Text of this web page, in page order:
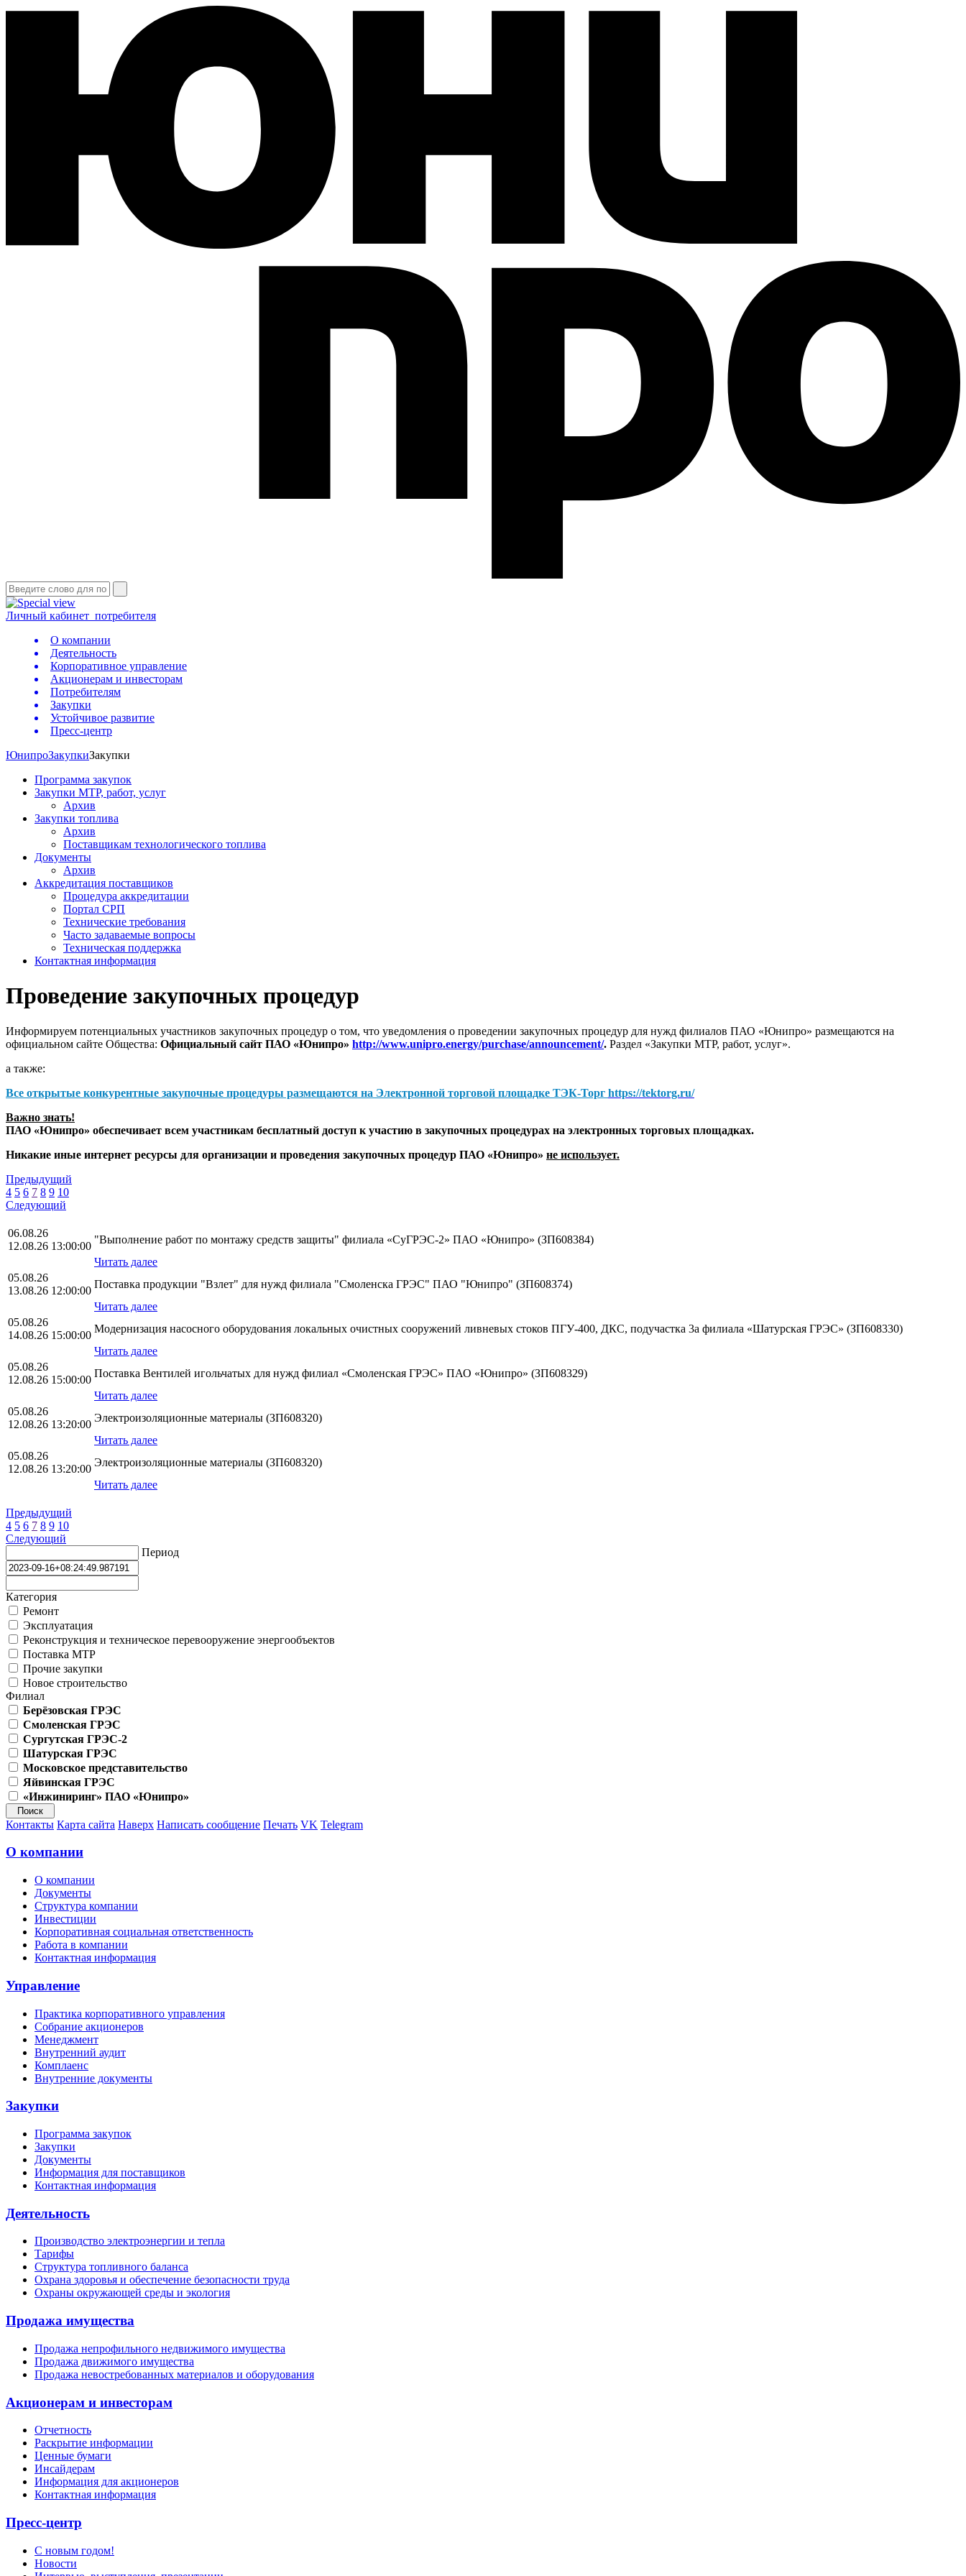
Личный кабинет потребителя
О компании
Деятельность
Корпоративное управление
Акционерам и инвесторам
Потребителям
Закупки
Устойчивое развитие
Пресс-центр
ЮнипроЗакупкиЗакупки
Программа закупок
Закупки МТР, работ, услуг
Архив
Закупки топлива
Архив
Поставщикам технологического топлива
Документы
Архив
Аккредитация поставщиков
Процедура аккредитации
Портал СРП
Технические требования
Часто задаваемые вопросы
Техническая поддержка
Контактная информация
Проведение закупочных процедур
Информируем потенциальных участников закупочных процедур о том, что уведомления о проведении закупочных процедур для нужд филиалов ПАО «Юнипро» размещаются на
официальном сайте Общества: Официальный сайт ПАО «Юнипро» http://www.unipro.energy/purchase/announcement/. Раздел «Закупки МТР, работ, услуг».
а также:
Все открытые конкурентные закупочные процедуры размещаются на Электронной торговой площадке ТЭК-Торг https://tektorg.ru/
Важно знать!
ПАО «Юнипро» обеспечивает всем участникам бесплатный доступ к участию в закупочных процедурах на электронных торговых площадках.
Никакие иные интернет ресурсы для организации и проведения закупочных процедур ПАО «Юнипро» не использует.
Предыдущий
4 5 6 7 8 9 10
Следующий
06.08.26
12.08.26 13:00:00
"Выполнение работ по монтажу средств защиты" филиала «СуГРЭС-2» ПАО «Юнипро» (ЗП608384)
Читать далее
05.08.26
13.08.26 12:00:00
Поставка продукции "Взлет" для нужд филиала "Смоленска ГРЭС" ПАО "Юнипро" (ЗП608374)
Читать далее
05.08.26
14.08.26 15:00:00
Модернизация насосного оборудования локальных очистных сооружений ливневых стоков ПГУ-400, ДКС, подучастка 3а филиала «Шатурская ГРЭС» (ЗП608330)
Читать далее
05.08.26
12.08.26 15:00:00
Поставка Вентилей игольчатых для нужд филиал «Смоленская ГРЭС» ПАО «Юнипро» (ЗП608329)
Читать далее
05.08.26
12.08.26 13:20:00
Электроизоляционные материалы (ЗП608320)
Читать далее
05.08.26
12.08.26 13:20:00
Электроизоляционные материалы (ЗП608320)
Читать далее
Предыдущий
4 5 6 7 8 9 10
Следующий
Период
Категория
Ремонт
Эксплуатация
Реконструкция и техническое перевооружение энергообъектов
Поставка МТР
Прочие закупки
Новое строительство
Филиал
Берёзовская ГРЭС
Смоленская ГРЭС
Сургутская ГРЭС-2
Шатурская ГРЭС
Московское представительство
Яйвинская ГРЭС
«Инжиниринг» ПАО «Юнипро»
Контакты Карта сайта Наверх Написать сообщение Печать VK Telegram
О компании
О компании
Документы
Структура компании
Инвестиции
Корпоративная социальная ответственность
Работа в компании
Контактная информация
Управление
Практика корпоративного управления
Собрание акционеров
Менеджмент
Внутренний аудит
Комплаенс
Внутренние документы
Закупки
Программа закупок
Закупки
Документы
Информация для поставщиков
Контактная информация
Деятельность
Производство электроэнергии и тепла
Тарифы
Структура топливного баланса
Охрана здоровья и обеспечение безопасности труда
Охраны окружающей среды и экология
Продажа имущества
Продажа непрофильного недвижимого имущества
Продажа движимого имущества
Продажа невостребованных материалов и оборудования
Акционерам и инвесторам
Отчетность
Раскрытие информации
Ценные бумаги
Инсайдерам
Информация для акционеров
Контактная информация
Пресс-центр
С новым годом!
Новости